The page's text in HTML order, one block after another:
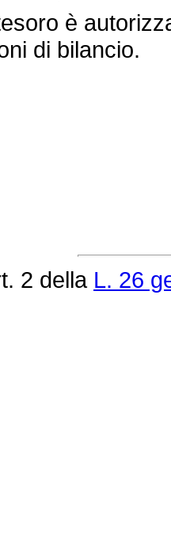
è
di bilancio.
2 della L. 26